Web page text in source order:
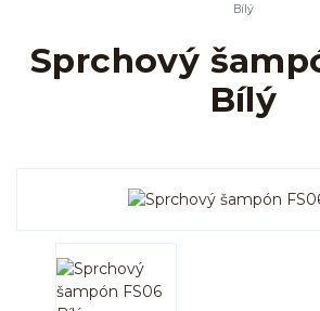
Bílý
Sprchový
Bílý